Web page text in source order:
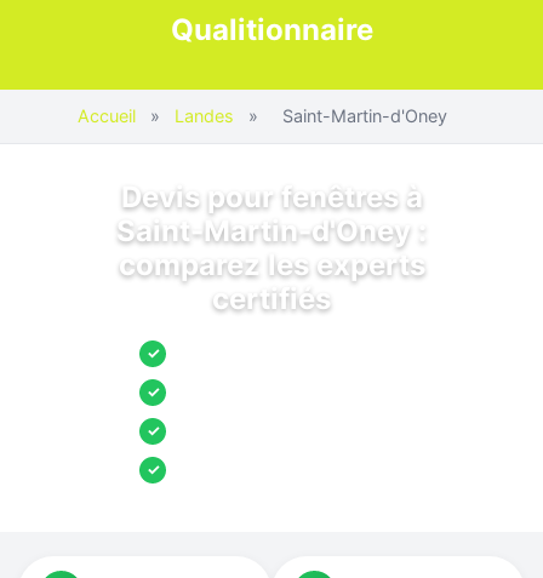
Qualitionnaire
Accueil » Landes » Saint-Martin-d'Oney
Devis pour fenêtres à
Saint-Martin-d'Oney :
comparez les experts
certifiés
✓
✓
✓
✓